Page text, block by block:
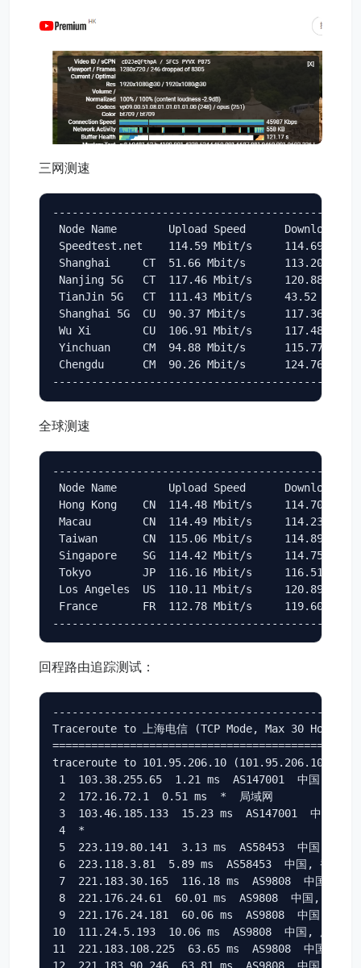
三网测速
Node Name        Upload Speed
Speedtest.net    114.59 Mbit/s
Shanghai     CT  51.66 Mbit/s
Nanjing 5G   CT  117.46 Mbit/s
TianJin 5G   CT  111.43 Mbit/s
Shanghai 5G  CU  90.37 Mbit/s
Wu Xi        CU  106.91 Mbit/s
Yinchuan     CM  94.88 Mbit/s
Chengdu      CM  90.26 Mbit/s
全球测速
Node Name        Upload Speed
Hong Kong    CN  114.48 Mbit/s
Macau        CN  114.49 Mbit/s
Taiwan       CN  115.06 Mbit/s
Singapore    SG  114.42 Mbit/s
Tokyo        JP  116.16 Mbit/s
Los Angeles  US  110.11 Mbit/s
France       FR  112.78 Mbit/s
回程路由追踪测试：
Traceroute to 上海电信 (TCP Mode, Max 30 Hop)
traceroute to 101.95.206.10 (101.95.206.10), 30
1  103.38.255.65  1.21 ms  AS147001  中国, 香港,
2  172.16.72.1  0.51 ms  *  局域网
3  103.46.185.133  15.23 ms  AS147001  中国, 香
4  *
5  223.119.80.141  3.13 ms  AS58453  中国, 香
6  223.118.3.81  5.89 ms  AS58453  中国, 香港,
7  221.183.30.165  116.18 ms  AS9808  中国, 广
8  221.176.24.61  60.01 ms  AS9808  中国, 广东,
9  221.176.24.181  60.06 ms  AS9808  中国, 广
10  111.24.5.193  10.06 ms  AS9808  中国, 广东,
11  221.183.108.225  63.65 ms  AS9808  中国, 上
12  221.183.90.246  63.81 ms  AS9808  中国, 上